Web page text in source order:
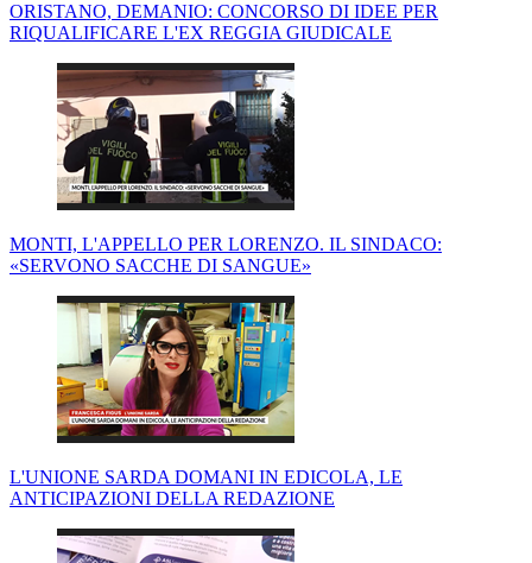
ORISTANO, DEMANIO: CONCORSO DI IDEE PER
RIQUALIFICARE L'EX REGGIA GIUDICALE
MONTI, L'APPELLO PER LORENZO. IL SINDACO:
«SERVONO SACCHE DI SANGUE»
L'UNIONE SARDA DOMANI IN EDICOLA, LE
ANTICIPAZIONI DELLA REDAZIONE